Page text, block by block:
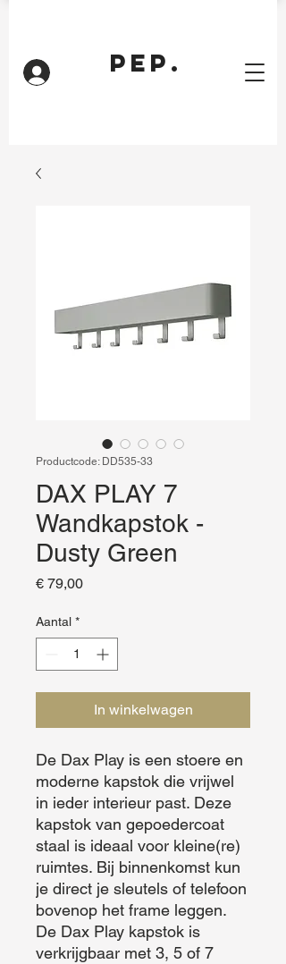
PEP.
Productcode: DD535-33
DAX PLAY 7
Wandkapstok -
Dusty Green
€ 79,00Prijs
Aantal *
In winkelwagen
De Dax Play is een stoere en
moderne kapstok die vrijwel
in ieder interieur past. Deze
kapstok van gepoedercoat
staal is ideaal voor kleine(re)
ruimtes. Bij binnenkomst kun
je direct je sleutels of telefoon
bovenop het frame leggen.
De Dax Play kapstok is
verkrijgbaar met 3, 5 of 7